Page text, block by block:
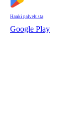
Hanki palvelusta
Google Play